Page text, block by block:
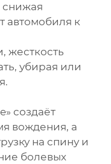
снижая
автомобиля к
жесткость
убирая или
создаёт
вождения, а
на спину и
болевых